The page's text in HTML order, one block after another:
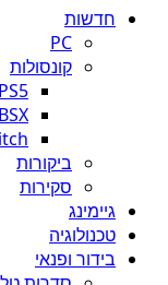
חדשות
PC
קונסולות
PS5
XBSX
Switch
ביקורות
סקירות
גיימינג
טכנולוגיה
בידור ופנאי